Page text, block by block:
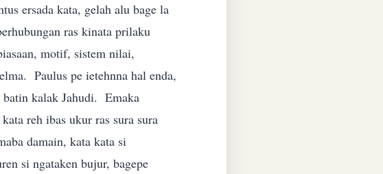
ersada kata, gelah alu bage la
ras kinata prilaku
motif, sistem nilai,
Paulus pe ietehnna hal enda,
batin kalak Jahudi. Emaka
reh ibas ukur ras sura sura
damain, kata kata si
si ngataken bujur, bagepe